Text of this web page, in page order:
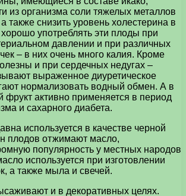
из организма соли тяжелых металлов
также снизить уровень холестерина в
употреблять эти плоды при
давлении и при различных
– в них очень много калия. Кроме
и при сердечных недугах –
выраженное диуретическое
нормализовать водный обмен. А в
фрукт активно применяется в период
и сахарного диабета.
используется в качестве черной
плодов отжимают масло,
популярность у местных народов
используется при изготовлении
а также мыла и свечей.
и в декоративных целях.